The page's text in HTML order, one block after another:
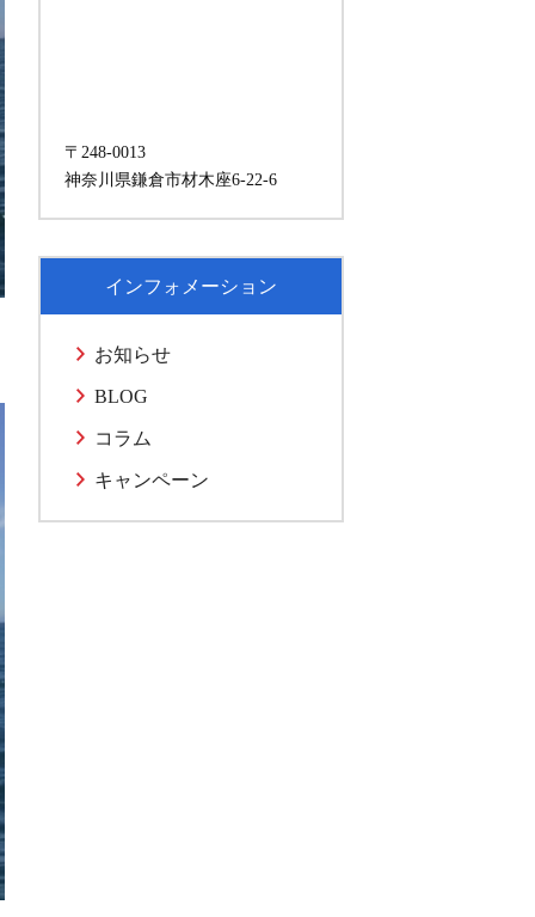
〒248-0013
神奈川県鎌倉市材木座6-22-6
インフォメーション
お知らせ
BLOG
コラム
キャンペーン